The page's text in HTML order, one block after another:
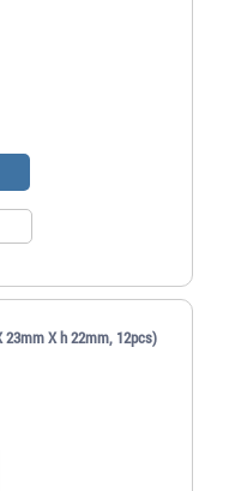
23mm X h 22mm, 12pcs)